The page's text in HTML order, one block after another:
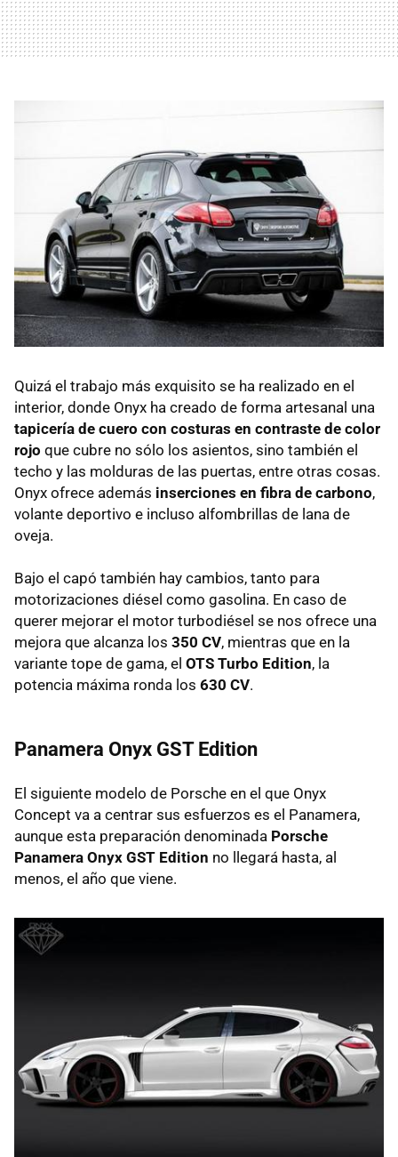
Quizá el trabajo más exquisito se ha realizado en el
interior, donde Onyx ha creado de forma artesanal una
tapicería de cuero con costuras en contraste de color
rojo que cubre no sólo los asientos, sino también el
techo y las molduras de las puertas, entre otras cosas.
Onyx ofrece además inserciones en fibra de carbono,
volante deportivo e incluso alfombrillas de lana de
oveja.
Bajo el capó también hay cambios, tanto para
motorizaciones diésel como gasolina. En caso de
querer mejorar el motor turbodiésel se nos ofrece una
mejora que alcanza los 350 CV, mientras que en la
variante tope de gama, el OTS Turbo Edition, la
potencia máxima ronda los 630 CV.
Panamera Onyx GSTEdition
El siguiente modelo de Porsche en el que Onyx
Concept va a centrar sus esfuerzos es el Panamera,
aunque esta preparación denominada Porsche
Panamera Onyx GST Edition no llegará hasta, al
menos, el año que viene.